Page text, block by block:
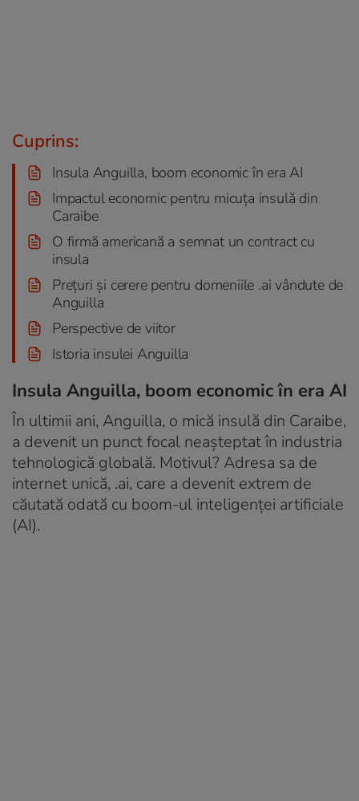
Cuprins:
Insula Anguilla, boom economic în era AI
Impactul economic pentru micuța insulă din
Caraibe
O firmă americană a semnat un contract cu
insula
Prețuri și cerere pentru domeniile .ai vândute de
Anguilla
Perspective de viitor
Istoria insulei Anguilla
Insula Anguilla, boom economic în era AI
În ultimii ani, Anguilla, o mică insulă din Caraibe,
a devenit un punct focal neașteptat în industria
tehnologică globală. Motivul? Adresa sa de
internet unică, .ai, care a devenit extrem de
căutată odată cu boom-ul inteligenței artificiale
(AI).